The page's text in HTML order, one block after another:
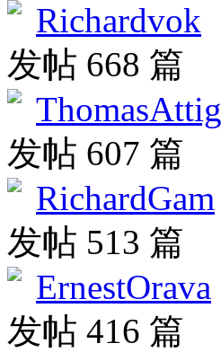
Richardvok
发帖 668 篇
ThomasAttig
发帖 607 篇
RichardGam
发帖 513 篇
ErnestOrava
发帖 416 篇